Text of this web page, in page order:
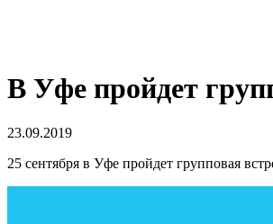
В Уфе пройдет
23.09.2019
25 сентября в Уфе пройдет групповая